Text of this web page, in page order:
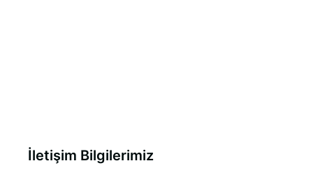
İletişim Bilgilerimiz